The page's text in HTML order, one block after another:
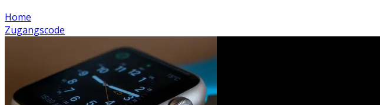
Home
Zugangscode